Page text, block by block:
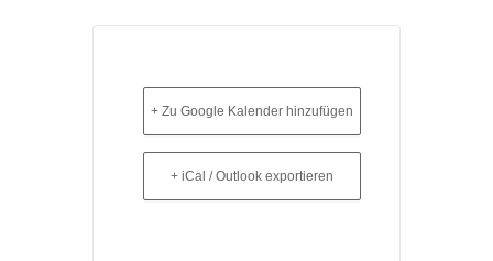
+ Zu Google Kalender hinzufügen
+ iCal / Outlook exportieren